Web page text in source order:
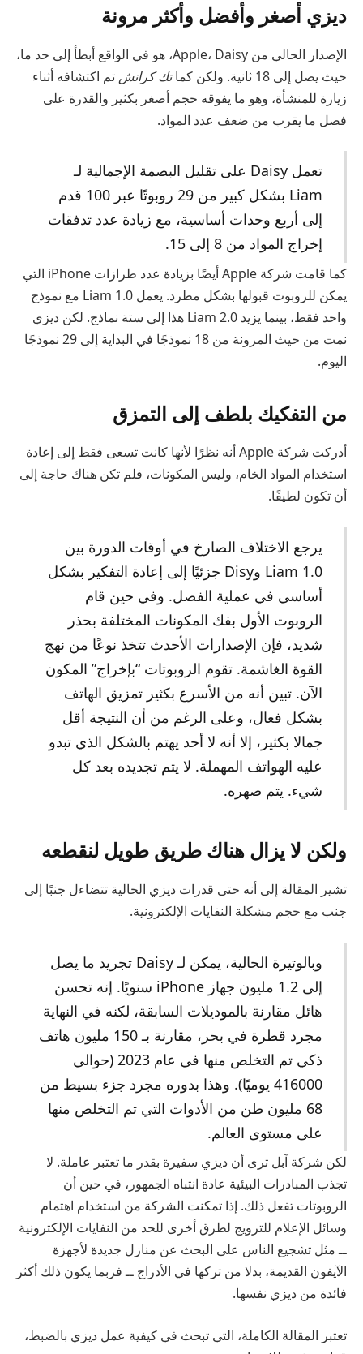
ديزي أصغر وأفضل وأكثر مرونة
الإصدار الحالي من Apple، Daisy، هو في الواقع أبطأ إلى حد ما،
حيث يصل إلى 18 ثانية. ولكن كما
تك كرانش تم اكتشافه أثناء
زيارة للمنشأة، وهو ما يفوقه حجم أصغر بكثير والقدرة على
فصل ما يقرب من ضعف عدد المواد.
تعمل Daisy على تقليل البصمة الإجمالية لـ
Liam بشكل كبير من 29 روبوتًا عبر 100 قدم
إلى أربع وحدات أساسية، مع زيادة عدد تدفقات
إخراج المواد من 8 إلى 15.
كما قامت شركة Apple أيضًا بزيادة عدد طرازات iPhone التي
يمكن للروبوت قبولها بشكل مطرد. يعمل Liam 1.0 مع نموذج
واحد فقط، بينما يزيد Liam 2.0 هذا إلى ستة نماذج. لكن ديزي
نمت من حيث المرونة من 18 نموذجًا في البداية إلى 29 نموذجًا
اليوم.
من التفكيك بلطف إلى التمزق
أدركت شركة Apple أنه نظرًا لأنها كانت تسعى فقط إلى إعادة
استخدام المواد الخام، وليس المكونات، فلم تكن هناك حاجة إلى
أن تكون لطيفًا.
يرجع الاختلاف الصارخ في أوقات الدورة بين
Liam 1.0 وDisy جزئيًا إلى إعادة التفكير بشكل
أساسي في عملية الفصل. وفي حين قام
الروبوت الأول بفك المكونات المختلفة بحذر
شديد، فإن الإصدارات الأحدث تتخذ نوعًا من نهج
القوة الغاشمة. تقوم الروبوتات “بإخراج” المكون
الآن. تبين أنه من الأسرع بكثير تمزيق الهاتف
بشكل فعال، وعلى الرغم من أن النتيجة أقل
جمالا بكثير، إلا أنه لا أحد يهتم بالشكل الذي تبدو
عليه الهواتف المهملة. لا يتم تجديده بعد كل
شيء. يتم صهره.
ولكن لا يزال هناك طريق طويل لنقطعه
تشير المقالة إلى أنه حتى قدرات ديزي الحالية تتضاءل جنبًا إلى
جنب مع حجم مشكلة النفايات الإلكترونية.
وبالوتيرة الحالية، يمكن لـ Daisy تجريد ما يصل
إلى 1.2 مليون جهاز iPhone سنويًا. إنه تحسن
هائل مقارنة بالموديلات السابقة، لكنه في النهاية
مجرد قطرة في بحر، مقارنة بـ 150 مليون هاتف
ذكي تم التخلص منها في عام 2023 (حوالي
416000 يوميًا). وهذا بدوره مجرد جزء بسيط من
68 مليون طن من الأدوات التي تم التخلص منها
على مستوى العالم.
لكن شركة آبل ترى أن ديزي سفيرة بقدر ما تعتبر عاملة. لا
تجذب المبادرات البيئية عادة انتباه الجمهور، في حين أن
الروبوتات تفعل ذلك. إذا تمكنت الشركة من استخدام اهتمام
وسائل الإعلام للترويج لطرق أخرى للحد من النفايات الإلكترونية
ــ مثل تشجيع الناس على البحث عن منازل جديدة لأجهزة
الآيفون القديمة، بدلا من تركها في الأدراج ــ فربما يكون ذلك أكثر
فائدة من ديزي نفسها.
تعتبر المقالة الكاملة، التي تبحث في كيفية عمل ديزي بالضبط،